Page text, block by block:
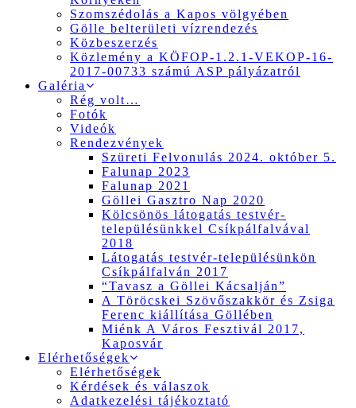
Szomszédolás a Kapos völgyében
Gölle belterületi vízrendezés
Közbeszerzés
Közlemény a KÖFOP-1.2.1-VEKOP-16-
2017-00733 számú ASP pályázatról
Galéria
Rég volt…
Fotók
Videók
Rendezvények
Szüreti Felvonulás 2024. október 5.
Falunap 2023
Falunap 2021
Göllei Gasztro Nap 2020
Kölcsönös látogatás testvér-
településünkkel Csíkpálfalvával
2018
Látogatás testvér-településünkön
Csíkpálfalván 2017
“Tavasz a Göllei Kácsalján”
A Töröcskei Szövőszakkör és Zsiga
Ferenc kiállítása Göllében
Miénk A Város Fesztivál 2017,
Kaposvár
Elérhetőségek
Elérhetőségek
Kérdések és válaszok
Adatkezelési tájékoztató